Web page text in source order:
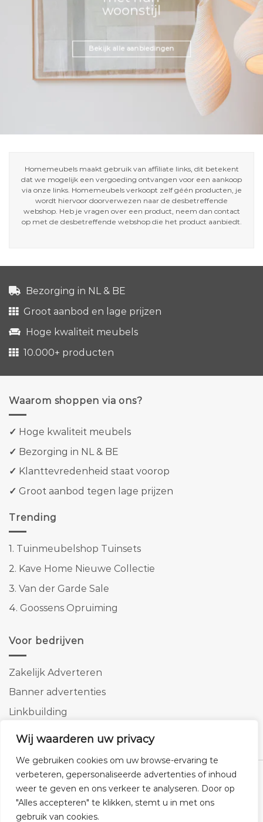
Wij waarderen uw privacy
We gebruiken cookies om uw browse-ervaring te
verbeteren, gepersonaliseerde advertenties of inhoud
weer te geven en ons verkeer te analyseren. Door op
"Alles accepteren" te klikken, stemt u in met ons
gebruik van cookies.
woonstijl
Bekijk alle aanbiedingen
Homemeubels maakt gebruik van affiliate links, dit betekent
dat we mogelijk een vergoeding ontvangen voor een aankoop
via onze links. Homemeubels verkoopt zelf géén producten, je
wordt hiervoor doorverwezen naar de desbetreffende
webshop. Heb je vragen over een product, neem dan contact
op met de desbetreffende webshop die het product aanbiedt.
Bezorging in NL & BE
Groot aanbod en lage prijzen
Hoge kwaliteit meubels
10.000+ producten
Waarom shoppen via ons?
✓ Hoge kwaliteit meubels
✓ Bezorging in NL & BE
✓ Klanttevredenheid staat voorop
✓ Groot aanbod tegen lage prijzen
Trending
1. Tuinmeubelshop Tuinsets
2. Kave Home Nieuwe Collectie
3. Van der Garde Sale
4. Goossens Opruiming
Voor bedrijven
Zakelijk Adverteren
Banner advertenties
Linkbuilding
SEO copywriting
Klantenservice Cookies Privacybeleid Disclaimer